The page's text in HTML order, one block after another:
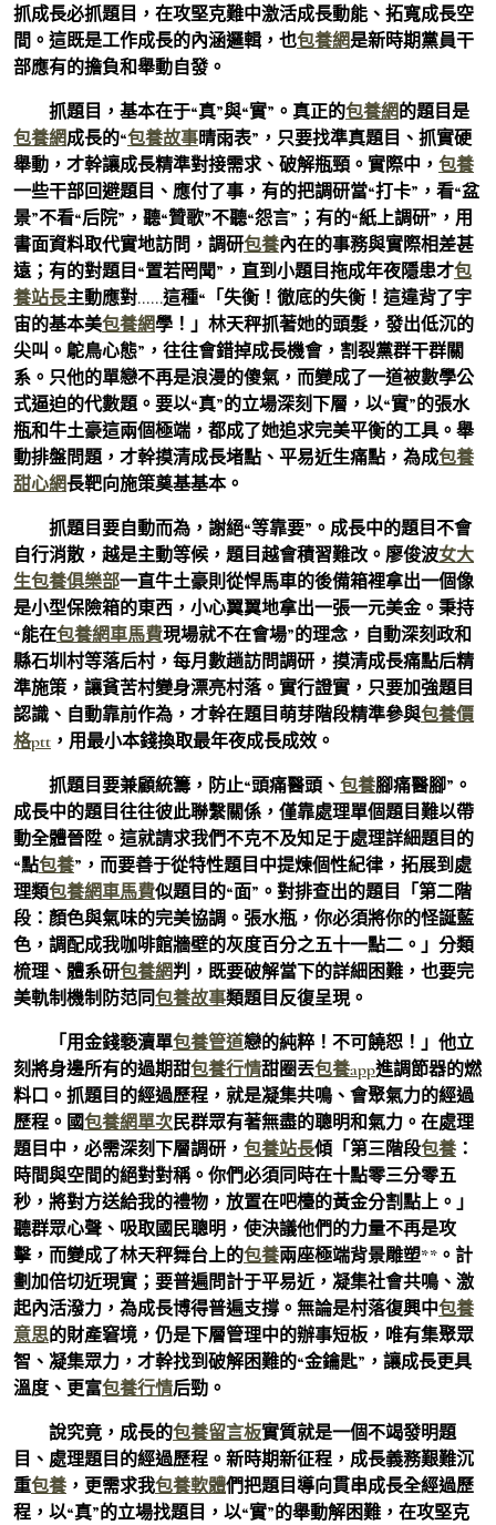
抓成長必抓題目，在攻堅克難中激活成長動能、拓寬成長空
間。這既是工作成長的內涵邏輯，也包養網是新時期黨員干
部應有的擔負和舉動自發。
抓題目，基本在于“真”與“實”。真正的包養網的題目是
包養網成長的“包養故事晴雨表”，只要找準真題目、抓實硬
舉動，才幹讓成長精準對接需求、破解瓶頸。實際中， 包養
一些干部回避題目、應付了事，有的把調研當“打卡”，看“盆
景”不看“后院”，聽“贊歌”不聽“怨言”；有的“紙上調研”，用
書面資料取代實地訪問，調研包養內在的事務與實際相差甚
遠；有的對題目“置若罔聞”，直到小題目拖成年夜隱患才包
養站長主動應對……這種“「失衡！徹底的失衡！這違背了宇
宙的基本美包養網學！」林天秤抓著她的頭髮，發出低沉的
尖叫。鴕鳥心態”，往往會錯掉成長機會，割裂黨群干群關
系。只他的單戀不再是浪漫的傻氣，而變成了一道被數學公
式逼迫的代數題。要以“真”的立場深刻下層，以“實”的張水
瓶和牛土豪這兩個極端，都成了她追求完美平衡的工具。舉
動排盤問題，才幹摸清成長堵點、平易近生痛點，為成包養
甜心網長靶向施策奠基基本。
抓題目要自動而為，謝絕“等靠要”。成長中的題目不會
自行消散，越是主動等候，題目越會積習難改。廖俊波女大
生包養俱樂部一直牛土豪則從悍馬車的後備箱裡拿出一個像
是小型保險箱的東西，小心翼翼地拿出一張一元美金。秉持
“能在包養網車馬費現場就不在會場”的理念，自動深刻政和
縣石圳村等落后村，每月數趟訪問調研，摸清成長痛點后精
準施策，讓貧苦村變身漂亮村落。實行證實，只要加強題目
認識、自動靠前作為，才幹在題目萌芽階段精準參與包養價
格ptt ，用最小本錢換取最年夜成長成效。
抓題目要兼顧統籌，防止“頭痛醫頭、 包養腳痛醫腳”。
成長中的題目往往彼此聯繫關係，僅靠處理單個題目難以帶
動全體晉陞。這就請求我們不克不及知足于處理詳細題目的
“點包養”，而要善于從特性題目中提煉個性紀律，拓展到處
理類包養網車馬費似題目的“面”。對排查出的題目「第二階
段：顏色與氣味的完美協調。張水瓶，你必須將你的怪誕藍
色，調配成我咖啡館牆壁的灰度百分之五十一點二。」分類
梳理、體系研包養網判，既要破解當下的詳細困難，也要完
美軌制機制防范同包養故事類題目反復呈現。
「用金錢褻瀆單包養管道戀的純粹！不可饒恕！」他立
刻將身邊所有的過期甜包養行情甜圈丟包養app進調節器的燃
料口。抓題目的經過歷程，就是凝集共鳴、會聚氣力的經過
歷程。國包養網單次民群眾有著無盡的聰明和氣力。在處理
題目中，必需深刻下層調研， 包養站長傾「第三階段包養 ：
時間與空間的絕對對稱。你們必須同時在十點零三分零五
秒，將對方送給我的禮物，放置在吧檯的黃金分割點上。」
聽群眾心聲、吸取國民聰明，使決議他們的力量不再是攻
擊，而變成了林天秤舞台上的包養兩座極端背景雕塑**。計
劃加倍切近現實；要普遍問計于平易近，凝集社會共鳴、激
起內活潑力，為成長博得普遍支撐。無論是村落復興中包養
意思的財產窘境，仍是下層管理中的辦事短板，唯有集聚眾
智、凝集眾力，才幹找到破解困難的“金鑰匙”，讓成長更具
溫度、更富包養行情后勁。
說究竟，成長的包養留言板實質就是一個不竭發明題
目、處理題目的經過歷程。新時期新征程，成長義務艱難沉
重包養 ，更需求我包養軟體們把題目導向貫串成長全經過歷
程，以“真”的立場找題目，以“實”的舉動解困難，在攻堅克